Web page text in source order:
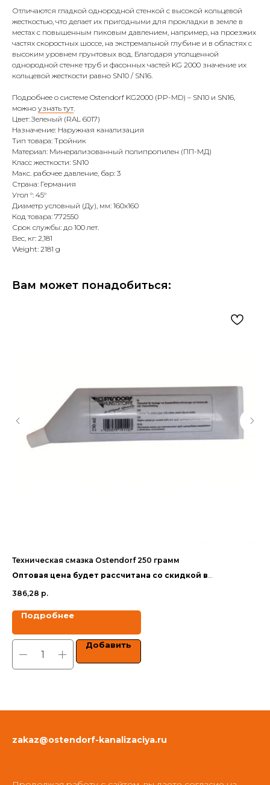
Отличаются гладкой однородной стенкой с высокой кольцевой
жесткостью, что делает их пригодными для прокладки в земле в
местах с повышенным пиковым давлением, например, на проезжих
частях скоростных шоссе, на экстремальной глубине и в областях с
высоким уровнем грунтовых вод. Благодаря утолщенной
однородной стенке труб и фасонных частей KG 2000 значение их
кольцевой жесткости равно SN10 / SN16.
Подробнее о системе Ostendorf KG2000 (PP-MD) – SN10 и SN16,
можно узнать тут.
Цвет: Зеленый (RAL 6017)
Назначение: Наружная канализация
Тип товара: Тройник
Материал: Минерализованный полипропилен (ПП-МД)
Класс жесткости: SN10
Макс. рабочее давление, бар: 3
Страна: Германия
Угол °: 45°
Диаметр условный (Ду), мм: 160х160
Код товара: 772550
Срок службы: до 100 лет.
Вес, кг: 2,181
Weight: 2181 g
Вам может понадобиться:
Техническая смазка Ostendorf 250 грамм
Оптовая цена будет рассчитана со скидкой в
386,28 р.
Подробнее
Добавить
zakaz@ostendorf-kanalizaciya.ru